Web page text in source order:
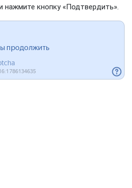
нажмите кнопку «Подтвердить».